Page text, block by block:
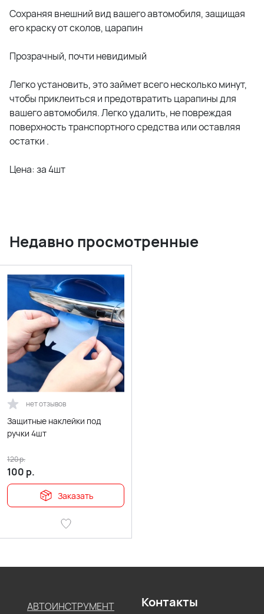
Сохраняя внешний вид вашего автомобиля, защищая
его краску от сколов, царапин
Прозрачный, почти невидимый
Легко установить, это займет всего несколько минут,
чтобы приклеиться и предотвратить царапины для
вашего автомобиля. Легко удалить, не повреждая
поверхность транспортного средства или оставляя
остатки .
Цена: за 4шт
Недавно просмотренные
нет отзывов
Защитные наклейки под
ручки 4шт
100 р.
120р.
Заказать
АВТОИНСТРУМЕНТ
Контакты